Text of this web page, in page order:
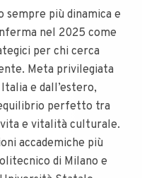
sempre più dinamica e
nel 2025 come
per chi cerca
Meta privilegiata
e dall’estero,
perfetto tra
e vitalità culturale.
accademiche più
di Milano e